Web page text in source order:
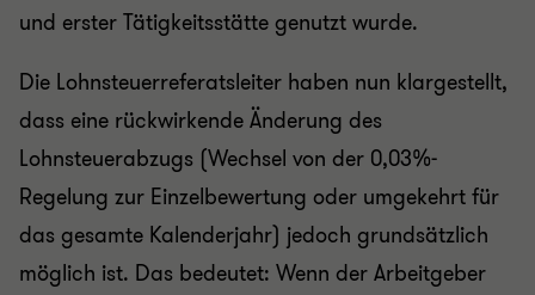
und erster Tätigkeitsstätte genutzt wurde.
Die Lohnsteuerreferatsleiter haben nun klargestellt,
dass eine rückwirkende Änderung des
Lohnsteuerabzugs (Wechsel von der 0,03%-
Regelung zur Einzelbewertung oder umgekehrt für
das gesamte Kalenderjahr) jedoch grundsätzlich
möglich ist. Das bedeutet: Wenn der Arbeitgeber